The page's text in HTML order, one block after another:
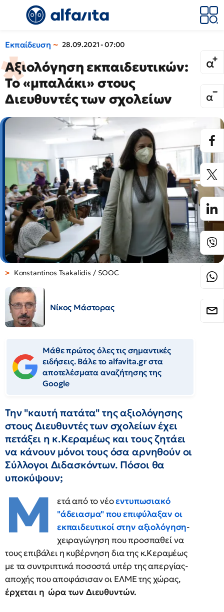
Εκπαίδευση 28.09.2021 - 07:00
Αξιολόγηση εκπαιδευτικών:
Το «μπαλάκι» στους
Διευθυντές των σχολείων
Konstantinos Tsakalidis / SOOC
Νίκος Μάστορας
Μάθε πρώτος όλες τις σημαντικές
ειδήσεις. Βάλε το alfavita.gr στα
αποτελέσματα αναζήτησης της
Google
Την "καυτή πατάτα" της αξιολόγησης
στους Διευθυντές των σχολείων έχει
πετάξει η κ.Κεραμέως και τους ζητάει
να κάνουν μόνοι τους όσα αρνηθούν οι
Σύλλογοι Διδασκόντων. Πόσοι θα
υποκύψουν;
Μ ετά από το νέοεντυπωσιακό
"άδειασμα" που επιφύλαξαν οι
εκπαιδευτικοί στην αξιολόγηση-
χειραγώγηση που προσπαθεί να
τους επιβάλει η κυβέρνηση δια της κ.Κεραμέως
με τα συντριπτικά ποσοστά υπέρ της απεργίας-
αποχής που αποφάσισαν οι ΕΛΜΕ της χώρας,
έρχεται η ώρα των Διευθυντών.